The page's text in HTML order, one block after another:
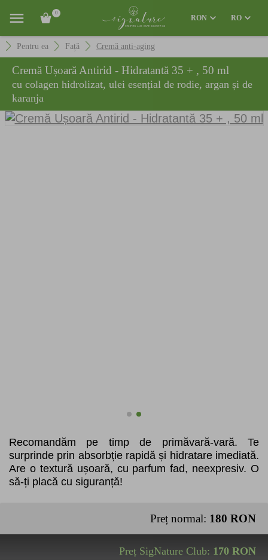
0
RON RO
Pentru ea Față Cremă anti-aging
Cremă Ușoară Antirid - Hidratantă 35 + , 50 ml
cu colagen hidrolizat, ulei esențial de rodie, argan și de
karanja
Recomandăm pe timp de primăvară-vară. Te
surprinde prin absorbție rapidă și hidratare imediată.
Are o textură ușoară, cu parfum fad, neexpresiv. O
să-ți placă cu siguranță!
Preț normal: 180 RON
Preț SigNature Club: 170 RON